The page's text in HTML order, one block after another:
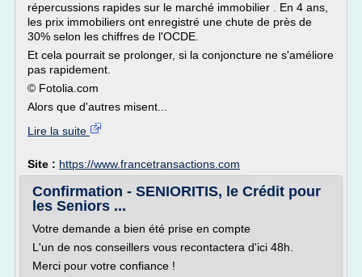
répercussions rapides sur le marché immobilier . En 4 ans,
les prix immobiliers ont enregistré une chute de près de
30% selon les chiffres de l'OCDE.
Et cela pourrait se prolonger, si la conjoncture ne s'améliore
pas rapidement.
© Fotolia.com
Alors que d'autres misent...
Lire la suite
Site : https://www.francetransactions.com
Confirmation - SENIORITIS, le Crédit pour
les Seniors ...
Votre demande a bien été prise en compte
L'un de nos conseillers vous recontactera d'ici 48h.
Merci pour votre confiance !